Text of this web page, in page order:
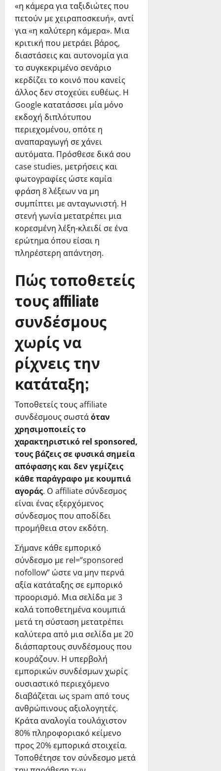
«η κάμερα για ταξιδιώτες που
πετούν με χειραποσκευή», αντί
για «η καλύτερη κάμερα». Μια
κριτική που μετράει βάρος,
διαστάσεις και αυτονομία για
το συγκεκριμένο σενάριο
κερδίζει το κοινό που κανείς
άλλος δεν στοχεύει ευθέως. Η
Google κατατάσσει μία μόνο
εκδοχή διπλότυπου
περιεχομένου, οπότε η
αναπαραγωγή σε χάνει
αυτόματα. Πρόσθεσε δικά σου
case studies, μετρήσεις και
φωτογραφίες ώστε καμία
φράση 8 λέξεων να μη
συμπίπτει με ανταγωνιστή. Η
στενή γωνία μετατρέπει μια
κορεσμένη λέξη-κλειδί σε ένα
ερώτημα όπου είσαι η
πληρέστερη απάντηση.
Πώς τοποθετείς
τους affiliate
συνδέσμους
χωρίς να
ρίχνεις την
κατάταξη;
Τοποθετείς τους affiliate
συνδέσμους σωστάόταν
χρησιμοποιείς το
χαρακτηριστικό rel sponsored,
τους βάζεις σε φυσικά σημεία
απόφασης και δεν γεμίζεις
κάθε παράγραφο με κουμπιά
αγοράς. Ο affiliate σύνδεσμος
είναι ένας εξερχόμενος
σύνδεσμος που αποδίδει
προμήθεια στον εκδότη.
Σήμανε κάθε εμπορικό
σύνδεσμο με rel=”sponsored
nofollow” ώστε να μην περνά
αξία κατάταξης σε εμπορικό
προορισμό. Μια σελίδα με 3
καλά τοποθετημένα κουμπιά
μετά τη σύσταση μετατρέπει
καλύτερα από μια σελίδα με 20
διάσπαρτους συνδέσμους που
κουράζουν. Η υπερβολή
εμπορικών συνδέσμων χωρίς
ουσιαστικό περιεχόμενο
διαβάζεται ως spam από τους
ανθρώπινους αξιολογητές.
Κράτα αναλογία τουλάχιστον
80% πληροφοριακό κείμενο
προς 20% εμπορικά στοιχεία.
Τοποθέτησε τον σύνδεσμο μετά